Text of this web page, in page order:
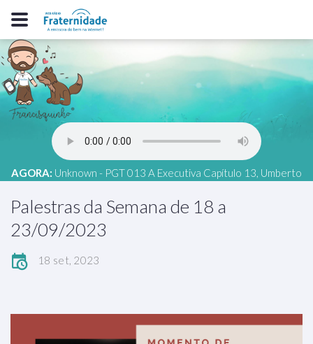
AGORA: Unknown - PGT 013 A Executiva Capítulo 13, Umberto
Palestras da Semana de 18 a
23/09/2023
18 set, 2023